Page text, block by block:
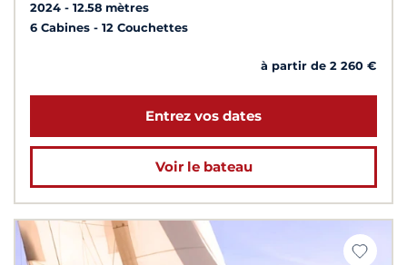
2024
12.58 mètres
6 Cabines
12 Couchettes
à partir de 2 260 €
Entrez vos dates
Voir le bateau